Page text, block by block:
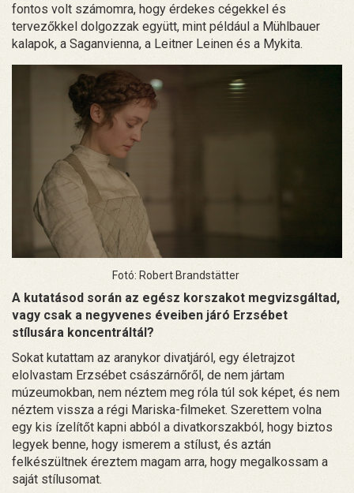
fontos volt számomra, hogy érdekes cégekkel és
tervezőkkel dolgozzak együtt, mint például a Mühlbauer
kalapok, a Saganvienna, a Leitner Leinen és a Mykita.
Fotó: Robert Brandstätter
A kutatásod során az egész korszakot megvizsgáltad,
vagy csak a negyvenes éveiben járó Erzsébet
stílusára koncentráltál?
Sokat kutattam az aranykor divatjáról, egy életrajzot
elolvastam Erzsébet császárnőről, de nem jártam
múzeumokban, nem néztem meg róla túl sok képet, és nem
néztem vissza a régi Mariska-filmeket. Szerettem volna
egy kis ízelítőt kapni abból a divatkorszakból, hogy biztos
legyek benne, hogy ismerem a stílust, és aztán
felkészültnek éreztem magam arra, hogy megalkossam a
saját stílusomat.